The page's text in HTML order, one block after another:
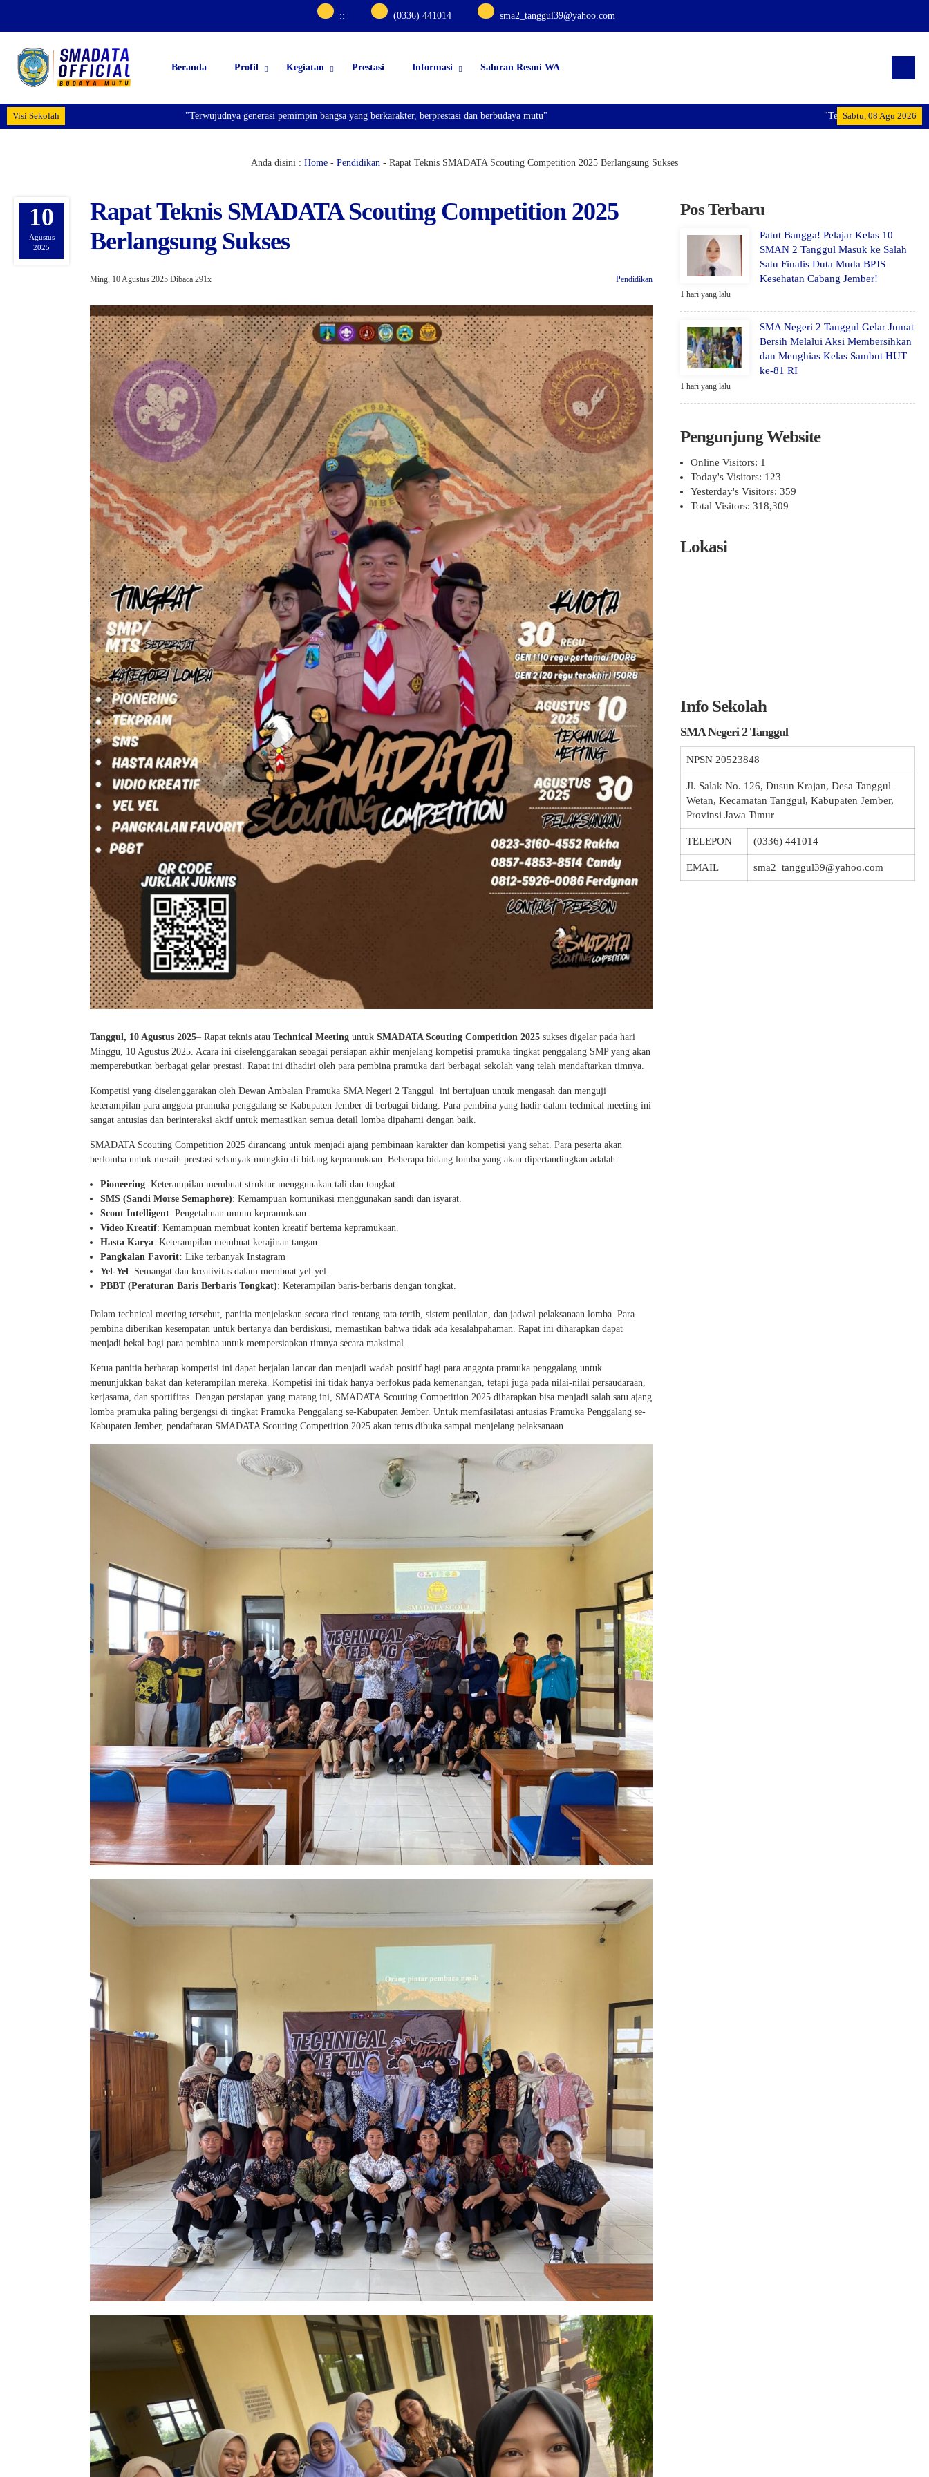
:: (0336) 441014 sma2_tanggul39@yahoo.com
Beranda Profil Kegiatan Prestasi Informasi Saluran Resmi WA
Visi Sekolah Sabtu, 08 Agu 2026
"Terwujudnya generasi pemimpin
"Terwujudnya generasi pemimpin bangsa yang berkarakter, berprestasi dan berbudaya mutu"
Anda disini : Home - Pendidikan - Rapat Teknis SMADATA Scouting Competition 2025 Berlangsung Sukses
10
Agustus
2025
Rapat Teknis SMADATA Scouting Competition 2025
Berlangsung Sukses
Ming, 10 Agustus 2025 Dibaca 291x Pendidikan
Tanggul, 10 Agustus 2025– Rapat teknis atau Technical Meeting untuk SMADATA Scouting Competition 2025 sukses digelar pada hari
Minggu, 10 Agustus 2025. Acara ini diselenggarakan sebagai persiapan akhir menjelang kompetisi pramuka tingkat penggalang SMP yang akan
memperebutkan berbagai gelar prestasi. Rapat ini dihadiri oleh para pembina pramuka dari berbagai sekolah yang telah mendaftarkan timnya.
Kompetisi yang diselenggarakan oleh Dewan Ambalan Pramuka SMA Negeri 2 Tanggul ini bertujuan untuk mengasah dan menguji
keterampilan para anggota pramuka penggalang se-Kabupaten Jember di berbagai bidang. Para pembina yang hadir dalam technical meeting ini
sangat antusias dan berinteraksi aktif untuk memastikan semua detail lomba dipahami dengan baik.
SMADATA Scouting Competition 2025 dirancang untuk menjadi ajang pembinaan karakter dan kompetisi yang sehat. Para peserta akan
berlomba untuk meraih prestasi sebanyak mungkin di bidang kepramukaan. Beberapa bidang lomba yang akan dipertandingkan adalah:
Pioneering: Keterampilan membuat struktur menggunakan tali dan tongkat.
SMS (Sandi Morse Semaphore): Kemampuan komunikasi menggunakan sandi dan isyarat.
Scout Intelligent: Pengetahuan umum kepramukaan.
Video Kreatif: Kemampuan membuat konten kreatif bertema kepramukaan.
Hasta Karya: Keterampilan membuat kerajinan tangan.
Pangkalan Favorit: Like terbanyak Instagram
Yel-Yel: Semangat dan kreativitas dalam membuat yel-yel.
PBBT (Peraturan Baris Berbaris Tongkat): Keterampilan baris-berbaris dengan tongkat.
Dalam technical meeting tersebut, panitia menjelaskan secara rinci tentang tata tertib, sistem penilaian, dan jadwal pelaksanaan lomba. Para
pembina diberikan kesempatan untuk bertanya dan berdiskusi, memastikan bahwa tidak ada kesalahpahaman. Rapat ini diharapkan dapat
menjadi bekal bagi para pembina untuk mempersiapkan timnya secara maksimal.
Ketua panitia berharap kompetisi ini dapat berjalan lancar dan menjadi wadah positif bagi para anggota pramuka penggalang untuk
menunjukkan bakat dan keterampilan mereka. Kompetisi ini tidak hanya berfokus pada kemenangan, tetapi juga pada nilai-nilai persaudaraan,
kerjasama, dan sportifitas. Dengan persiapan yang matang ini, SMADATA Scouting Competition 2025 diharapkan bisa menjadi salah satu ajang
lomba pramuka paling bergengsi di tingkat Pramuka Penggalang se-Kabupaten Jember. Untuk memfasilatasi antusias Pramuka Penggalang se-
Kabupaten Jember, pendaftaran SMADATA Scouting Competition 2025 akan terus dibuka sampai menjelang pelaksanaan
Pos Terbaru
Patut Bangga! Pelajar Kelas 10
SMAN 2 Tanggul Masuk ke Salah
Satu Finalis Duta Muda BPJS
Kesehatan Cabang Jember!
1 hari yang lalu
SMA Negeri 2 Tanggul Gelar Jumat
Bersih Melalui Aksi Membersihkan
dan Menghias Kelas Sambut HUT
ke-81 RI
1 hari yang lalu
Pengunjung Website
Online Visitors: 1
Today's Visitors: 123
Yesterday's Visitors: 359
Total Visitors: 318,309
Lokasi
Info Sekolah
SMA Negeri 2 Tanggul
NPSN 20523848
Jl. Salak No. 126, Dusun Krajan, Desa Tanggul
Wetan, Kecamatan Tanggul, Kabupaten Jember,
Provinsi Jawa Timur
TELEPON (0336) 441014
EMAIL sma2_tanggul39@yahoo.com